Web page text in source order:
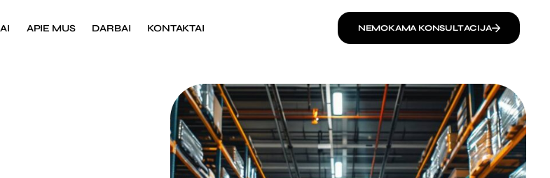
APIE MUS DARBAI KONTAKTAI NEMOKAMA KONSULTACIJA